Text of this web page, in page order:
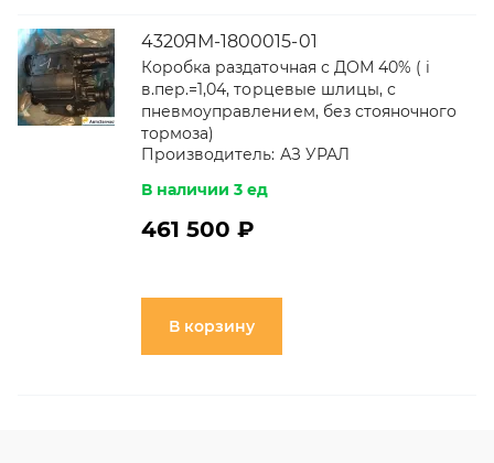
4320ЯМ-1800015-01
Коробка раздаточная с ДОМ 40% ( i
в.пер.=1,04, торцевые шлицы, с
пневмоуправлением, без стояночного
тормоза)
Производитель: АЗ УРАЛ
В наличии 3 ед
461 500 ₽
В корзину